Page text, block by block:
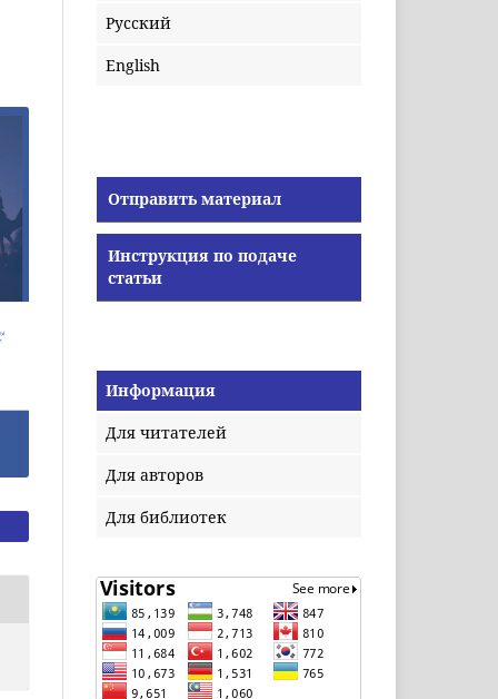
Русский
English
Отправить материал
Инструкция по подаче
статьи
Информация
Для читателей
Для авторов
Для библиотек